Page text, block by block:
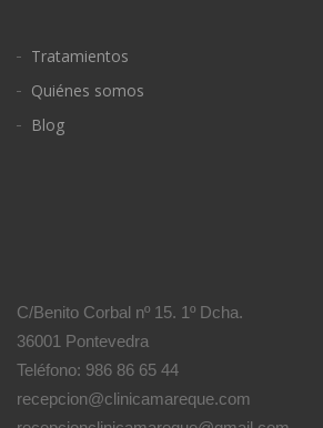
Tratamientos
Quiénes somos
Blog
C/Benito Corbal nº 15. 1º Dcha.
36001 Pontevedra
Teléfono: 986 86 65 44
recepcion@clinicamareque.com